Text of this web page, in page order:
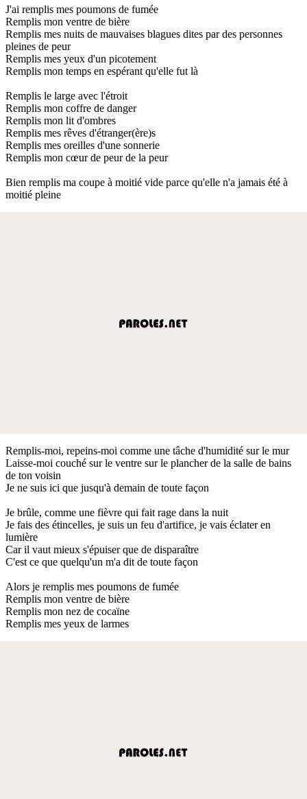
J'ai remplis mes poumons de fumée
Remplis mon ventre de bière
Remplis mes nuits de mauvaises blagues dites par des personnes
pleines de peur
Remplis mes yeux d'un picotement
Remplis mon temps en espérant qu'elle fut là
Remplis le large avec l'étroit
Remplis mon coffre de danger
Remplis mon lit d'ombres
Remplis mes rêves d'étranger(ère)s
Remplis mes oreilles d'une sonnerie
Remplis mon cœur de peur de la peur
Bien remplis ma coupe à moitié vide parce qu'elle n'a jamais été à
moitié pleine
Remplis-moi, repeins-moi comme une tâche d'humidité sur le mur
Laisse-moi couché sur le ventre sur le plancher de la salle de bains
de ton voisin
Je ne suis ici que jusqu'à demain de toute façon
Je brûle, comme une fièvre qui fait rage dans la nuit
Je fais des étincelles, je suis un feu d'artifice, je vais éclater en
lumière
Car il vaut mieux s'épuiser que de disparaître
C'est ce que quelqu'un m'a dit de toute façon
Alors je remplis mes poumons de fumée
Remplis mon ventre de bière
Remplis mon nez de cocaïne
Remplis mes yeux de larmes